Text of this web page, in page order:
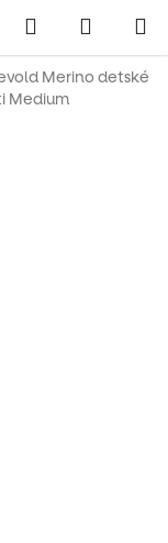
Hľadať
KOŠÍK
Merino detské
Medium